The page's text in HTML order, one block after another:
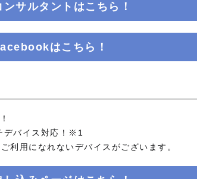
サルタントはこちら！
はこちら！
デバイス対応！※1
利用になれないデバイスがございます。